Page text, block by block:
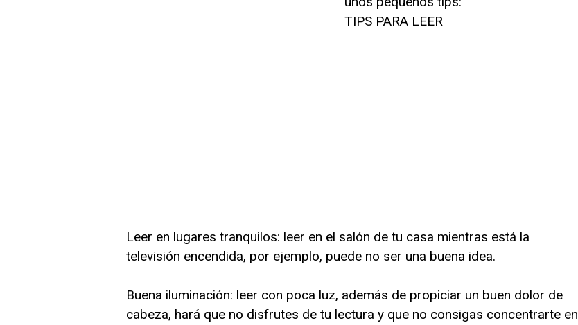
TIPS PARA LEER
Leer en lugares tranquilos: leer en el salón de tu casa mientras está la
televisión encendida, por ejemplo, puede no ser una buena idea.
Buena iluminación: leer con poca luz, además de propiciar un buen dolor de
cabeza, hará que no disfrutes de tu lectura y que no consigas concentrarte en